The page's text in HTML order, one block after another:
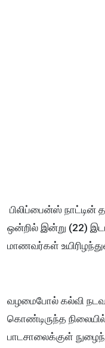
பிலிப்பைன்ஸ்
ஒன்றில் இன்று (22)
மாணவர்கள்
வழமைபோல் கல்வி
கொண்டிருந்த
பாடசாலைக்குள்